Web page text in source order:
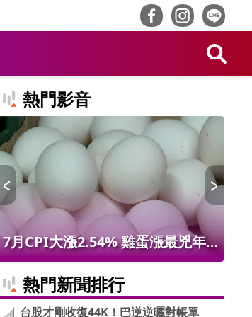
熱門影音
7月CPI大漲2.54% 雞蛋漲最兇年
幅
熱門新聞排行
台股才剛收復44K！巴逆逆曬對帳單